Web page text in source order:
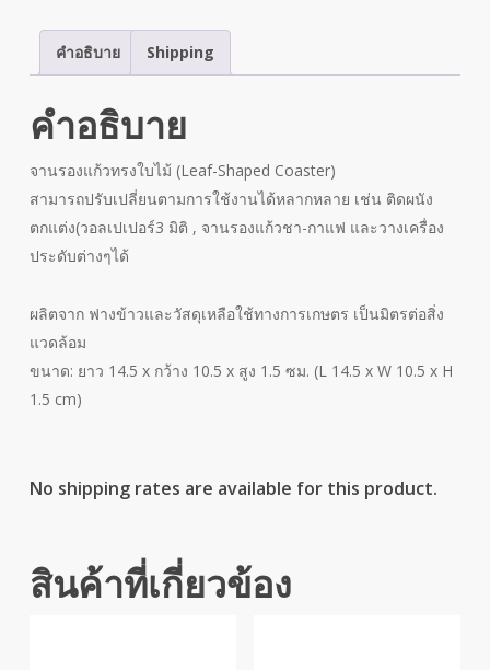
คำอธิบาย Shipping
คำอธิบาย
จานรองแก้วทรงใบไม้ (Leaf-Shaped Coaster)
สามารถปรับเปลี่ยนตามการใช้งานได้หลากหลาย เช่น ติดผนัง
ตกแต่ง(วอลเปเปอร์3 มิติ , จานรองแก้วชา-กาแฟ และวางเครื่อง
ประดับต่างๆได้
ผลิตจาก ฟางข้าวและวัสดุเหลือใช้ทางการเกษตร เป็นมิตรต่อสิ่ง
แวดล้อม
ขนาด: ยาว 14.5 x กว้าง 10.5 x สูง 1.5 ซม. (L 14.5 x W 10.5 x H
1.5 cm)
No shipping rates are available for this product.
สินค้าที่เกี่ยวข้อง